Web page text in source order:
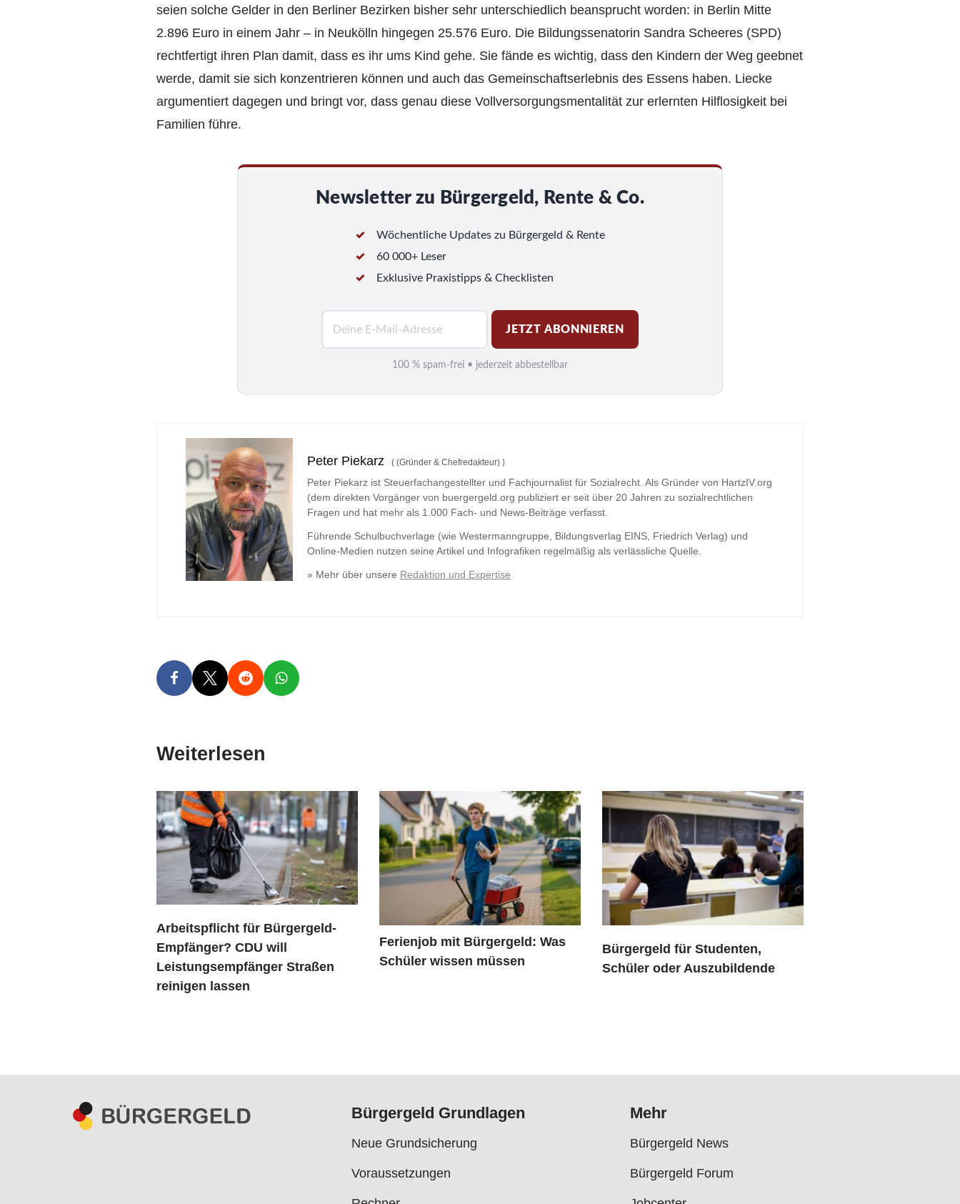
seien solche Gelder in den Berliner Bezirken bisher sehr unterschiedlich beansprucht worden: in Berlin Mitte
2.896 Euro in einem Jahr – in Neukölln hingegen 25.576 Euro. Die Bildungssenatorin Sandra Scheeres (SPD)
rechtfertigt ihren Plan damit, dass es ihr ums Kind gehe. Sie fände es wichtig, dass den Kindern der Weg geebnet
werde, damit sie sich konzentrieren können und auch das Gemeinschaftserlebnis des Essens haben. Liecke
argumentiert dagegen und bringt vor, dass genau diese Vollversorgungsmentalität zur erlernten Hilflosigkeit bei
Familien führe.
Newsletter zu Bürgergeld, Rente & Co.
Wöchentliche Updates zu Bürgergeld & Rente
60 000+ Leser
Exklusive Praxistipps & Checklisten
i
JETZT ABONNIEREN
100 % spam-frei • jederzeit abbestellbar
Peter Piekarz ( (Gründer & Chefredakteur) )
Peter Piekarz ist Steuerfachangestellter und Fachjournalist für Sozialrecht. Als Gründer von HartzIV.org
(dem direkten Vorgänger von buergergeld.org publiziert er seit über 20 Jahren zu sozialrechtlichen
Fragen und hat mehr als 1.000 Fach- und News-Beiträge verfasst.
Führende Schulbuchverlage (wie Westermanngruppe, Bildungsverlag EINS, Friedrich Verlag) und
Online-Medien nutzen seine Artikel und Infografiken regelmäßig als verlässliche Quelle.
» Mehr über unsere Redaktion und Expertise
Weiterlesen
Arbeitspflicht für Bürgergeld-
Empfänger? CDU will
Leistungsempfänger Straßen
reinigen lassen
Ferienjob mit Bürgergeld: Was
Schüler wissen müssen
Bürgergeld für Studenten,
Schüler oder Auszubildende
Bürgergeld Grundlagen
Neue Grundsicherung
Voraussetzungen
Mehr
Bürgergeld News
Bürgergeld Forum